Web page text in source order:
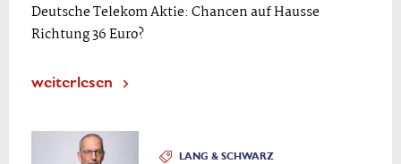
Deutsche Telekom Aktie: Chancen auf Hausse
Richtung 36 Euro?
weiterlesen
LANG & SCHWARZ